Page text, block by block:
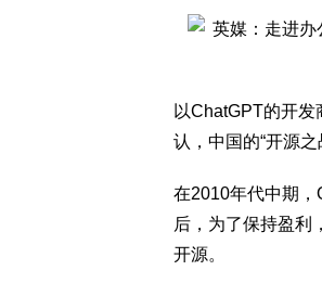
以ChatGPT的开
认，中国的“开源
在2010年代中期，
后，为了保持盈利
开源。